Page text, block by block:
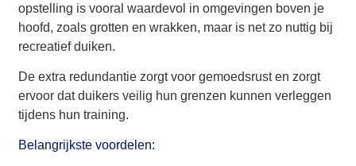
opstelling is vooral waardevol in omgevingen boven je
hoofd, zoals grotten en wrakken, maar is net zo nuttig bij
recreatief duiken.
De extra redundantie zorgt voor gemoedsrust en zorgt
ervoor dat duikers veilig hun grenzen kunnen verleggen
tijdens hun training.
Belangrijkste voordelen: